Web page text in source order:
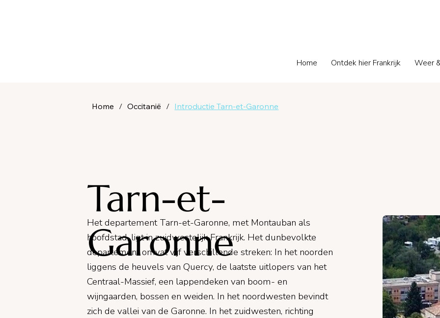
Home Ontdek hier Frankrijk Weer
Home / Occitanië / Introductie Tarn-et-Garonne
Tarn-et-
Garonne
Het departement Tarn-et-Garonne, met Montauban als
hoofdstad, ligt in zuidwestelijk Frankrijk. Het dunbevolkte
departement omvat vijf verschillende streken: In het noorden
liggens de heuvels van Quercy, de laatste uitlopers van het
Centraal-Massief, een lappendeken van boom- en
wijngaarden, bossen en weiden. In het noordwesten bevindt
zich de vallei van de Garonne. In het zuidwesten, richting